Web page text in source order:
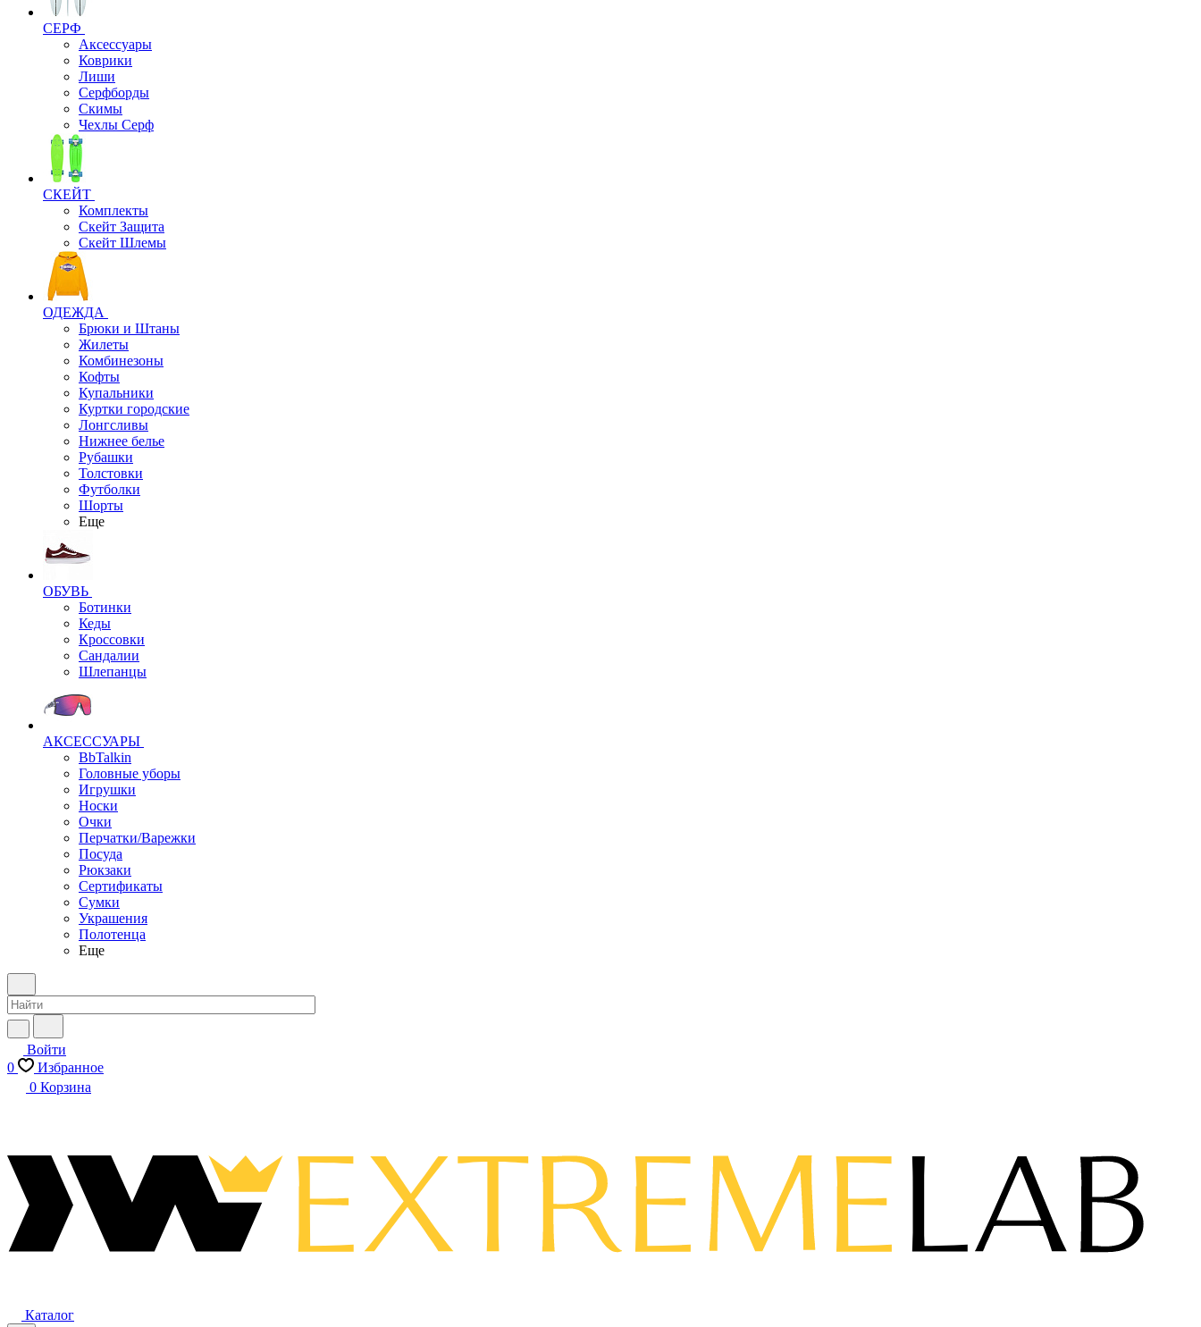
СЕРФ
Аксессуары
Коврики
Лиши
Серфборды
Скимы
Чехлы Cерф
СКЕЙТ
Комплекты
Скейт Защита
Скейт Шлемы
ОДЕЖДА
Брюки и Штаны
Жилеты
Комбинезоны
Кофты
Купальники
Куртки городские
Лонгсливы
Нижнее белье
Рубашки
Толстовки
Футболки
Шорты
Еще
ОБУВЬ
Ботинки
Кеды
Кроссовки
Сандалии
Шлепанцы
АКСЕССУАРЫ
BbTalkin
Головные уборы
Игрушки
Носки
Очки
Перчатки/Варежки
Посуда
Рюкзаки
Сертификаты
Сумки
Украшения
Полотенца
Еще
Войти
0
Избранное
0 Корзина
Каталог